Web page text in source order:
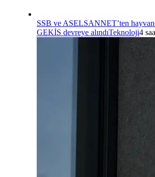
SSB ve ASELSANNET’ten
GEKİS devreye alındıTeknoloji4